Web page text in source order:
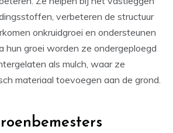
verbeteren de structuur
onkruidgroei en ondersteunen
hun groei worden ze ondergeploegd
als mulch, waar ze
materiaal toevoegen aan de grond.